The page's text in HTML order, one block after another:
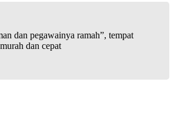
dan pegawainya ramah”, tempat
dan cepat